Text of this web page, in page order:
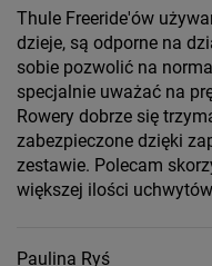
Thule Freeride'ów
dzieje, są odporne na
sobie pozwolić na
specjalnie uważać na
Rowery dobrze się
zabezpieczone dzięki
zestawie. Polecam
większej ilości
Paulina Ryś